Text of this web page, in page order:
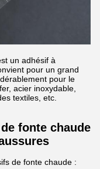
un adhésif à
pour un grand
pour le
acier inoxydable,
textiles, etc.
fonte chaude
de fonte chaude :